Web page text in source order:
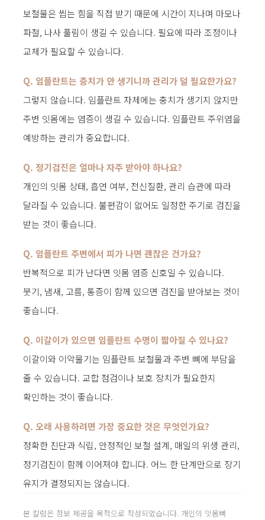
보철물은 씹는 힘을 직접 받기 때문에 시간이 지나며 마모나
파절, 나사 풀림이 생길 수 있습니다. 필요에 따라 조정이나
교체가 필요할 수 있습니다.
Q. 임플란트는 충치가 안 생기니까 관리가 덜 필요한가요?
그렇지 않습니다. 임플란트 자체에는 충치가 생기지 않지만
주변 잇몸에는 염증이 생길 수 있습니다. 임플란트 주위염을
예방하는 관리가 중요합니다.
Q. 정기검진은 얼마나 자주 받아야 하나요?
개인의 잇몸 상태, 흡연 여부, 전신질환, 관리 습관에 따라
달라질 수 있습니다. 불편감이 없어도 일정한 주기로 검진을
받는 것이 좋습니다.
Q. 임플란트 주변에서 피가 나면 괜찮은 건가요?
반복적으로 피가 난다면 잇몸 염증 신호일 수 있습니다.
붓기, 냄새, 고름, 통증이 함께 있으면 검진을 받아보는 것이
좋습니다.
Q. 이갈이가 있으면 임플란트 수명이 짧아질 수 있나요?
이갈이와 이악물기는 임플란트 보철물과 주변 뼈에 부담을
줄 수 있습니다. 교합 점검이나 보호 장치가 필요한지
확인하는 것이 좋습니다.
Q. 오래 사용하려면 가장 중요한 것은 무엇인가요?
정확한 진단과 식립, 안정적인 보철 설계, 매일의 위생 관리,
정기검진이 함께 이어져야 합니다. 어느 한 단계만으로 장기
유지가 결정되지는 않습니다.
본 칼럼은 정보 제공을 목적으로 작성되었습니다. 개인의 잇몸뼈